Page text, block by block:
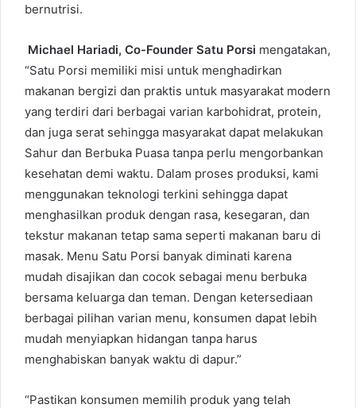
bernutrisi.
Michael Hariadi, Co-Founder Satu Porsi mengatakan,
“Satu Porsi memiliki misi untuk menghadirkan
makanan bergizi dan praktis untuk masyarakat modern
yang terdiri dari berbagai varian karbohidrat, protein,
dan juga serat sehingga masyarakat dapat melakukan
Sahur dan Berbuka Puasa tanpa perlu mengorbankan
kesehatan demi waktu. Dalam proses produksi, kami
menggunakan teknologi terkini sehingga dapat
menghasilkan produk dengan rasa, kesegaran, dan
tekstur makanan tetap sama seperti makanan baru di
masak. Menu Satu Porsi banyak diminati karena
mudah disajikan dan cocok sebagai menu berbuka
bersama keluarga dan teman. Dengan ketersediaan
berbagai pilihan varian menu, konsumen dapat lebih
mudah menyiapkan hidangan tanpa harus
menghabiskan banyak waktu di dapur.”
“Pastikan konsumen memilih produk yang telah